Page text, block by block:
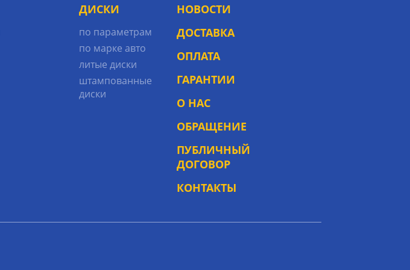
ДИСКИ
по параметрам
по марке авто
литые диски
штампованные
диски
НОВОСТИ
ДОСТАВКА
ОПЛАТА
ГАРАНТИИ
О НАС
ОБРАЩЕНИЕ
ПУБЛИЧНЫЙ
ДОГОВОР
КОНТАКТЫ